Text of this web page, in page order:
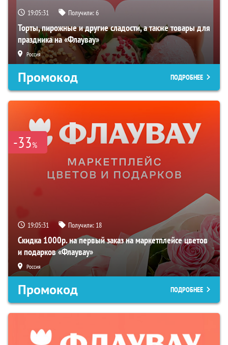
19:05:30 Получили:6
Торты, пирожные и другие сладости, а также товары для
праздника на «Флаувау»
Россия
Промокод ПОДРОБНЕЕ
-33%
19:05:30 Получили: 18
Скидка 1000р. на первый заказ на маркетплейсе цветов
и подарков «Флаувау»
Россия
Промокод ПОДРОБНЕЕ